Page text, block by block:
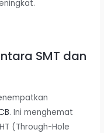
SMT dan
. Ini menghemat
(Through-Hole